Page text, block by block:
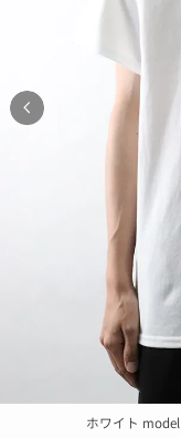
ホワイト model